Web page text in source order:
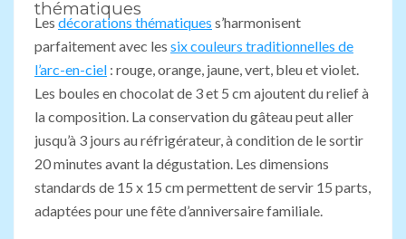
thématiques
Les décorations thématiques s’harmonisent
parfaitement avec les six couleurs traditionnelles de
l’arc-en-ciel : rouge, orange, jaune, vert, bleu et violet.
Les boules en chocolat de 3 et 5 cm ajoutent du relief à
la composition. La conservation du gâteau peut aller
jusqu’à 3 jours au réfrigérateur, à condition de le sortir
20 minutes avant la dégustation. Les dimensions
standards de 15 x 15 cm permettent de servir 15 parts,
adaptées pour une fête d’anniversaire familiale.